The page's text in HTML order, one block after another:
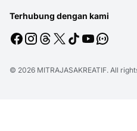
Terhubung dengan kami
© 2026 MITRAJASAKREATIF. All